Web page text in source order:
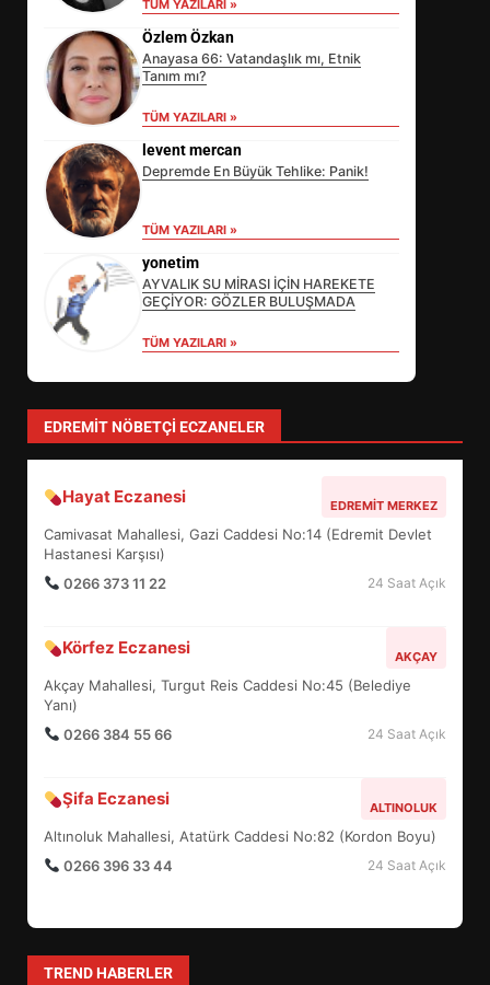
TÜM YAZILARI »
Özlem Özkan
Anayasa 66: Vatandaşlık mı, Etnik
Tanım mı?
TÜM YAZILARI »
levent mercan
Depremde En Büyük Tehlike: Panik!
TÜM YAZILARI »
yonetim
AYVALIK SU MİRASI İÇİN HAREKETE
GEÇİYOR: GÖZLER BULUŞMADA
TÜM YAZILARI »
EDREMIT NÖBETÇI ECZANELER
Hayat Eczanesi EDREMIT MERKEZ
Camivasat Mahallesi, Gazi Caddesi No:14 (Edremit Devlet
Hastanesi Karşısı)
0266 373 11 22
24 Saat Açık
Körfez Eczanesi AKÇAY
Akçay Mahallesi, Turgut Reis Caddesi No:45 (Belediye
Yanı)
0266 384 55 66
24 Saat Açık
Şifa Eczanesi ALTINOLUK
Altınoluk Mahallesi, Atatürk Caddesi No:82 (Kordon Boyu)
0266 396 33 44
24 Saat Açık
TREND HABERLER
EİB’DE KRİTİK ATAMA:
SÜRDÜRÜLEBİLİRLİKTE NE
DEĞİŞECEK?
4
5
BALIKESİR MÜZELERİNDE SÜRE
UZATILDI: NE DEĞİŞTİ?
6
TURNUVASI KAYITLARI NEYİ
DEĞİŞTİRİYOR?
7
YENİ YÖNETİM NASIL
ŞEKİLLENDİ?
1
HAREKETE GEÇİYOR: GÖZLER